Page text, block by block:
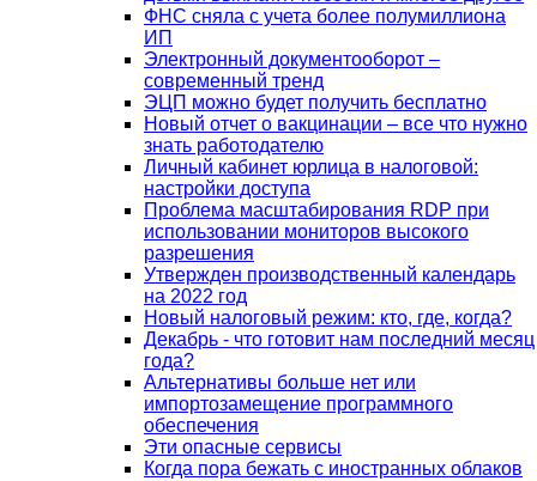
ФНС сняла с учета более полумиллиона
ИП
Электронный документооборот –
современный тренд
ЭЦП можно будет получить бесплатно
Новый отчет о вакцинации – все что нужно
знать работодателю
Личный кабинет юрлица в налоговой:
настройки доступа
Проблема масштабирования RDP при
использовании мониторов высокого
разрешения
Утвержден производственный календарь
на 2022 год
Новый налоговый режим: кто, где, когда?
Декабрь - что готовит нам последний месяц
года?
Альтернативы больше нет или
импортозамещение программного
обеспечения
Эти опасные сервисы
Когда пора бежать с иностранных облаков